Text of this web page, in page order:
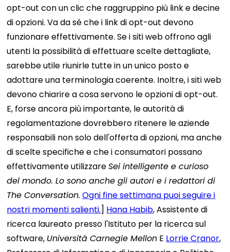
opt-out con un clic che raggruppino più link e decine
di opzioni. Va da sé che i link di opt-out devono
funzionare effettivamente. Se i siti web offrono agli
utenti la possibilità di effettuare scelte dettagliate,
sarebbe utile riunirle tutte in un unico posto e
adottare una terminologia coerente. Inoltre, i siti web
devono chiarire a cosa servono le opzioni di opt-out.
E, forse ancora più importante, le autorità di
regolamentazione dovrebbero ritenere le aziende
responsabili non solo dell'offerta di opzioni, ma anche
di scelte specifiche e che i consumatori possano
effettivamente utilizzareSei intelligente e curioso
del mondo. Lo sono anche gli autori e i redattori di
The Conversation. Ogni fine settimana puoi seguire i
nostri momenti salienti.] Hana Habib, Assistente di
ricerca laureato presso l'Istituto per la ricerca sul
software, Università Carnegie Mellon E Lorrie Cranor,